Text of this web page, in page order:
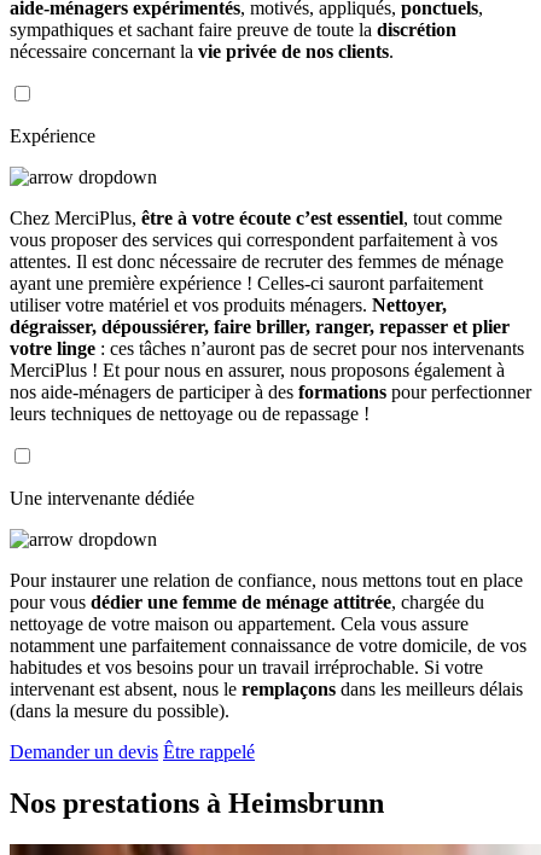
aide-ménagers expérimentés, motivés, appliqués, ponctuels,
sympathiques et sachant faire preuve de toute la discrétion
nécessaire concernant la vie privée de nos clients.
Expérience
Chez MerciPlus, être à votre écoute c’est essentiel, tout comme
vous proposer des services qui correspondent parfaitement à vos
attentes. Il est donc nécessaire de recruter des femmes de ménage
ayant une première expérience ! Celles-ci sauront parfaitement
utiliser votre matériel et vos produits ménagers. Nettoyer,
dégraisser, dépoussiérer, faire briller, ranger, repasser et plier
votre linge : ces tâches n’auront pas de secret pour nos intervenants
MerciPlus ! Et pour nous en assurer, nous proposons également à
nos aide-ménagers de participer à des formations pour perfectionner
leurs techniques de nettoyage ou de repassage !
Une intervenante dédiée
Pour instaurer une relation de confiance, nous mettons tout en place
pour vous dédier une femme de ménage attitrée, chargée du
nettoyage de votre maison ou appartement. Cela vous assure
notamment une parfaitement connaissance de votre domicile, de vos
habitudes et vos besoins pour un travail irréprochable. Si votre
intervenant est absent, nous le remplaçons dans les meilleurs délais
(dans la mesure du possible).
Demander un devis Être rappelé
Nos prestations à Heimsbrunn